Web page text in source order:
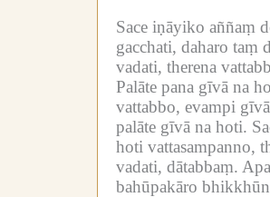
Sace iṇāyiko aññaṃ
gacchati, daharo taṃ
vadati, therena
Palāte pana gīvā na
vattabbo, evampi
palāte gīvā na hoti.
hoti vattasampanno,
vadati, dātabbaṃ.
bahūpakāro